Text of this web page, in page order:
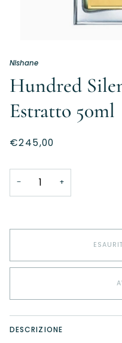
Nishane
Hundred
Estratto 50ml
€245,00
− +
DESCRIZIONE